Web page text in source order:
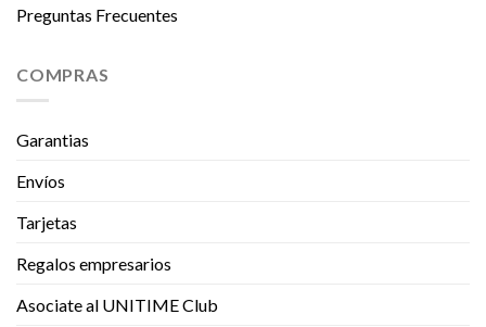
Preguntas Frecuentes
COMPRAS
Garantias
Envíos
Tarjetas
Regalos empresarios
Asociate al UNITIME Club